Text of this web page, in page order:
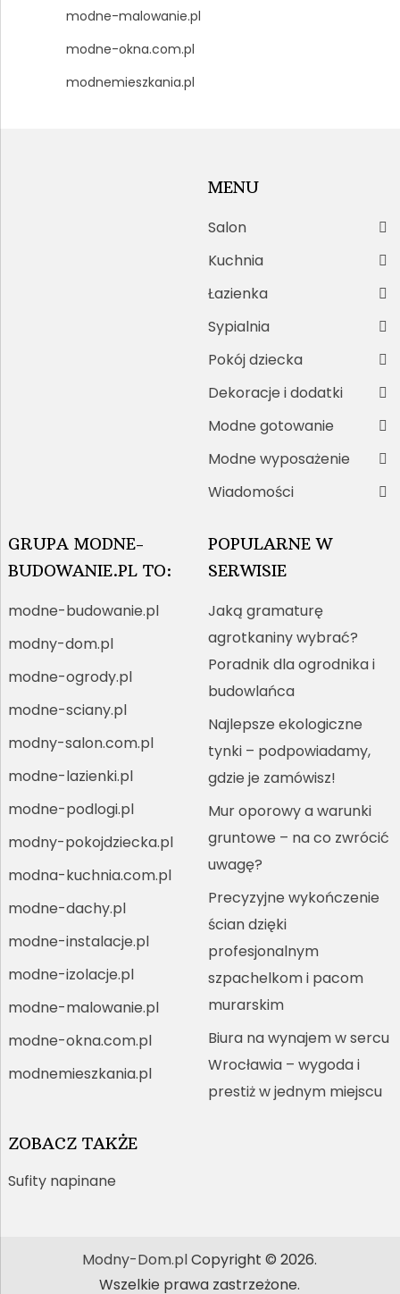
modne-malowanie.pl
modne-okna.com.pl
modnemieszkania.pl
MENU
Salon
Kuchnia
Łazienka
Sypialnia
Pokój dziecka
Dekoracje i dodatki
Modne gotowanie
Modne wyposażenie
Wiadomości
GRUPA MODNE-
BUDOWANIE.PL TO:
modne-budowanie.pl
modny-dom.pl
modne-ogrody.pl
modne-sciany.pl
modny-salon.com.pl
modne-lazienki.pl
modne-podlogi.pl
modny-pokojdziecka.pl
modna-kuchnia.com.pl
modne-dachy.pl
modne-instalacje.pl
modne-izolacje.pl
modne-malowanie.pl
modne-okna.com.pl
modnemieszkania.pl
POPULARNE W
SERWISIE
Jaką gramaturę
agrotkaniny wybrać?
Poradnik dla ogrodnika i
budowlańca
Najlepsze ekologiczne
tynki – podpowiadamy,
gdzie je zamówisz!
Mur oporowy a warunki
gruntowe – na co zwrócić
uwagę?
Precyzyjne wykończenie
ścian dzięki
profesjonalnym
szpachelkom i pacom
murarskim
Biura na wynajem w sercu
Wrocławia – wygoda i
prestiż w jednym miejscu
ZOBACZ TAKŻE
Sufity napinane
Modny-Dom.plCopyright © 2026.
Wszelkie prawa zastrzeżone.